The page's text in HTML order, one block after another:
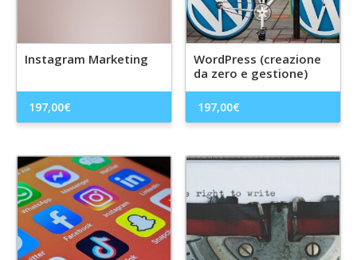
Instagram Marketing
197,00€
WordPress (creazione
da zero e gestione)
197,00€